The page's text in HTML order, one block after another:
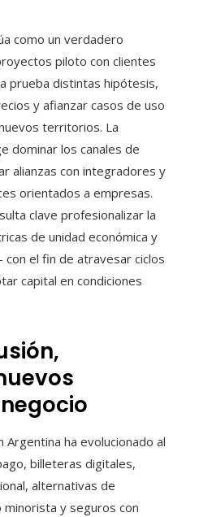
como un verdadero
piloto con clientes
prueba distintas hipótesis,
y afianzar casos de uso
territorios. La
dominar los canales de
alianzas con integradores y
orientados a empresas.
clave profesionalizar la
de unidad económica y
el fin de atravesar ciclos
capital en condiciones
ha evolucionado al
billeteras digitales,
alternativas de
minorista y seguros con